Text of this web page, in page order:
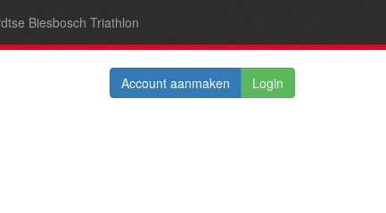
Biesbosch Triathlon
Account aanmaken Login